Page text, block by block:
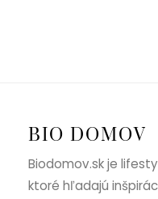
BIO DOMOV
Biodomov.sk je
ktoré hľadajú